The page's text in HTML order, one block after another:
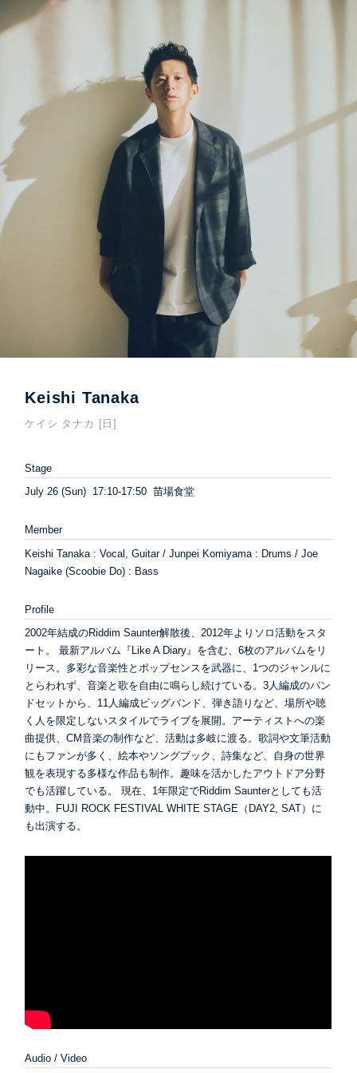
Keishi Tanaka
ケイシ タナカ [日]
Stage
July 26 (Sun) 17:10-17:50 苗場食堂
Member
Keishi Tanaka : Vocal, Guitar / Junpei Komiyama : Drums / Joe
Nagaike (Scoobie Do) : Bass
Profile
2002年結成のRiddim Saunter解散後、2012年よりソロ活動をスタ
ート。 最新アルバム『Like A Diary』を含む、6枚のアルバムをリ
リース。多彩な音楽性とポップセンスを武器に、1つのジャンルに
とらわれず、音楽と歌を自由に鳴らし続けている。3人編成のバン
ドセットから、11人編成ビッグバンド、弾き語りなど、場所や聴
く人を限定しないスタイルでライブを展開。アーティストへの楽
曲提供、CM音楽の制作など、活動は多岐に渡る。歌詞や文筆活動
にもファンが多く、絵本やソングブック、詩集など、自身の世界
観を表現する多様な作品も制作。趣味を活かしたアウトドア分野
でも活躍している。 現在、1年限定でRiddim Saunterとしても活
動中。FUJI ROCK FESTIVAL WHITE STAGE（DAY2, SAT）に
も出演する。
Audio / Video